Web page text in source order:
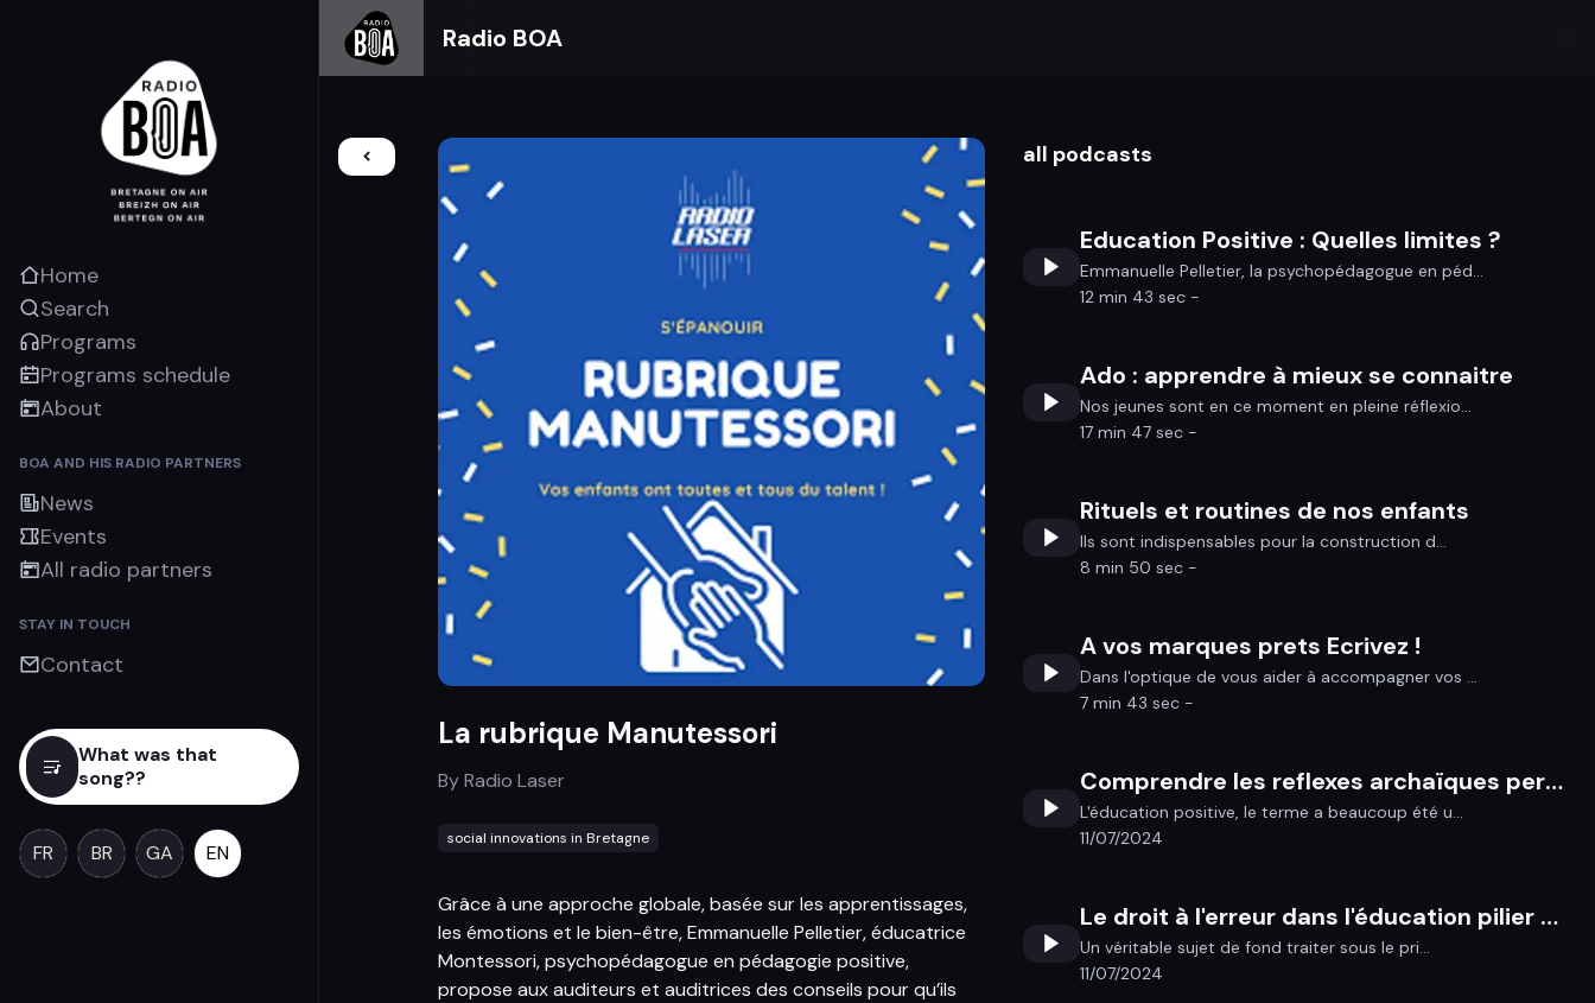
Home
Search
Programs
Programs schedule
About
BOA AND HIS RADIO PARTNERS
News
Events
All radio partners
STAY IN TOUCH
Contact
What was that
song??
FR BR GA EN
Radio BOA
La rubrique Manutessori
ByRadio Laser
social innovations in Bretagne
Grâce à une approche globale, basée sur les apprentissages,
les émotions et le bien-être, Emmanuelle Pelletier, éducatrice
Montessori, psychopédagogue en pédagogie positive,
propose aux auditeurs et auditrices des conseils pour qu’ils
all podcasts
Education Positive : Quelles limites ?
Emmanuelle Pelletier, la psychopédagogue en péd...
12 min 43 sec -
Ado : apprendre à mieux se connaitre
Nos jeunes sont en ce moment en pleine réflexio...
17 min 47 sec -
Rituels et routines de nos enfants
Ils sont indispensables pour la construction d...
8 min 50 sec -
A vos marques prets Ecrivez !
Dans l'optique de vous aider à accompagner vos ...
7 min 43 sec -
Comprendre les reflexes archaïques permettent un autre regard sur nos enfants
L'éducation positive, le terme a beaucoup été u...
11/07/2024
Le droit à l'erreur dans l'éducation pilier de l'apprentissage
Un véritable sujet de fond traiter sous le pri...
11/07/2024